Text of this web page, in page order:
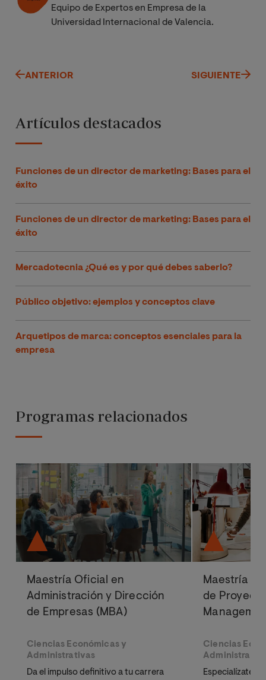
Equipo de Expertos en Empresa de la
Universidad Internacional de Valencia.
ANTERIOR SIGUIENTE
Artículos destacados
Funciones de un director de marketing: Bases para el
éxito
Funciones de un director de marketing: Bases para el
éxito
Mercadotecnia ¿Qué es y por qué debes saberlo?
Público objetivo: ejemplos y conceptos clave
Arquetipos de marca: conceptos esenciales para la
empresa
Programas relacionados
Maestría Oficial en
Administración y Dirección
de Empresas (MBA)
Ciencias Económicas y
Administrativas
Da el impulso definitivo a tu carrera
Maestría
de
Ciencias
Especialízate